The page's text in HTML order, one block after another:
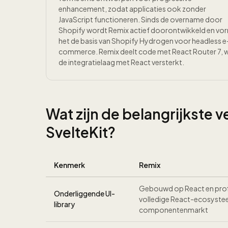
enhancement, zodat applicaties ook zonder
JavaScript functioneren. Sinds de overname door
Shopify wordt Remix actief doorontwikkeld en
het de basis van Shopify Hydrogen voor headless
commerce. Remix deelt code met React Router 7,
de integratielaag met React versterkt.
Wat zijn de belangrijkste
SvelteKit?
Kenmerk Remix
Onderliggende UI-
library
Gebouwd op React en
volledige React-
componentenmarkt